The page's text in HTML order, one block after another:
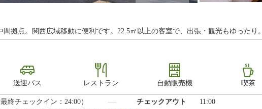
拠点。関西広域移動に便利です。22.5㎡以上の客室で、出張・観光もゆったり。
送迎バス レストラン 自動販売機 喫茶
終チェックイン：24:00） チェックアウト
11:00